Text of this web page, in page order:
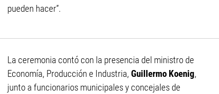
pueden hacer”.
La ceremonia contó con la presencia del ministro de
Economía, Producción e Industria, Guillermo Koenig,
junto a funcionarios municipales y concejales de